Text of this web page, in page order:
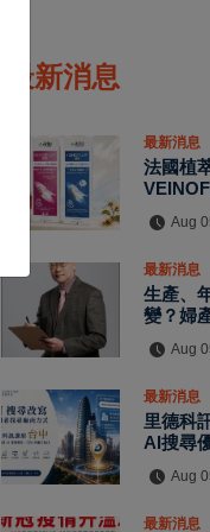
最新消息
最新消息
法國植
Aug
最新消息
生產、
變？婦
Aug
最新消息
里德科
AI搜尋
Aug
最新消息